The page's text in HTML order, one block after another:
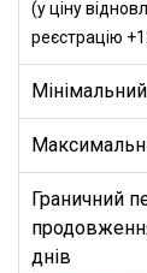
(у ціну
реєстрацію
Граничний
днів